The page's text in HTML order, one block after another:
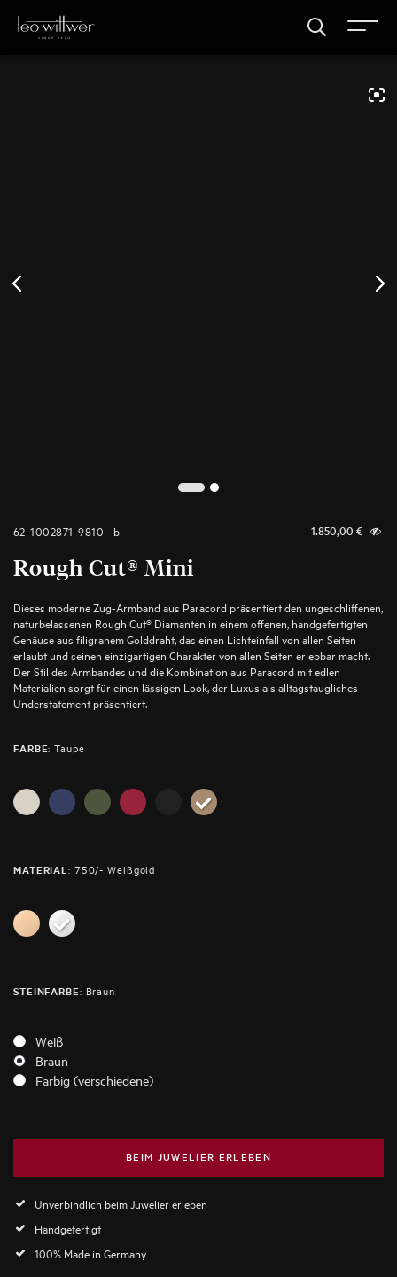
62-1002871-9810--b 1.850,00 €
Rough Cut® Mini
Dieses moderne Zug-Armband aus Paracord präsentiert den ungeschliffenen,
naturbelassenen Rough Cut® Diamanten in einem offenen, handgefertigten
Gehäuse aus filigranem Golddraht, das einen Lichteinfall von allen Seiten
erlaubt und seinen einzigartigen Charakter von allen Seiten erlebbar macht.
Der Stil des Armbandes und die Kombination aus Paracord mit edlen
Materialien sorgt für einen lässigen Look, der Luxus als alltagstaugliches
Understatement präsentiert.
FARBE: Taupe
MATERIAL: 750/- Weißgold
STEINFARBE: Braun
Weiß
Braun
Farbig (verschiedene)
BEIM JUWELIER ERLEBEN
Unverbindlich beim Juwelier erleben
Handgefertigt
100% Made in Germany